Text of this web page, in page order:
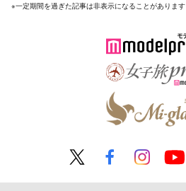
※一定期間を過ぎた記事は非表示になることがあります